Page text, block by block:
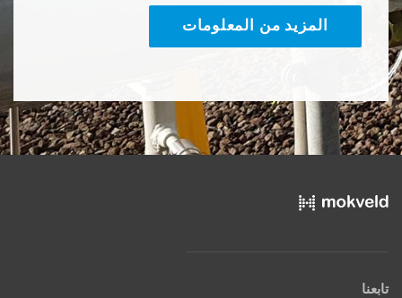
المزيد من المعلومات
تابعنا